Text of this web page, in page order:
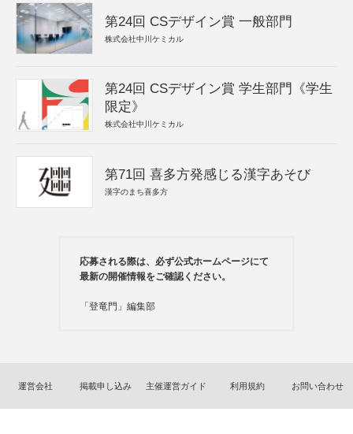
第24回 CSデザイン賞 一般部門
株式会社中川ケミカル
第24回 CSデザイン賞 学生部門《学生
限定》
株式会社中川ケミカル
第71回 喜多方発感じる漢字あそび
漢字のまち喜多方
応募される際は、必ず公式ホームページにて
最新の開催情報をご確認ください。
「登竜門」編集部
運営会社 掲載申し込み 主催運営ガイド 利用規約 お問い合わせ